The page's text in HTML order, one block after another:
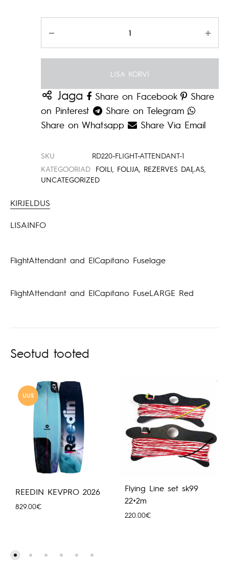
LISA KORVI
Jaga Share on Facebook
Share
on Pinterest
Share on Telegram
Share on Whatsapp
Share Via Email
SKU
RD220-FLIGHT-ATTENDANT-1
KATEGOORIAD
FOILI FOLIJA REZERVES DAĻAS
UNCATEGORIZED
KIRJELDUS
LISAINFO
FlightAttendant and ElCapitano Fuselage
FlightAttendant and ElCapitano FuseLARGE Red
Seotud tooted
UUS
REEDIN KEVPRO 2026
829.00€
Flying Line set sk99
22+2m
220.00€